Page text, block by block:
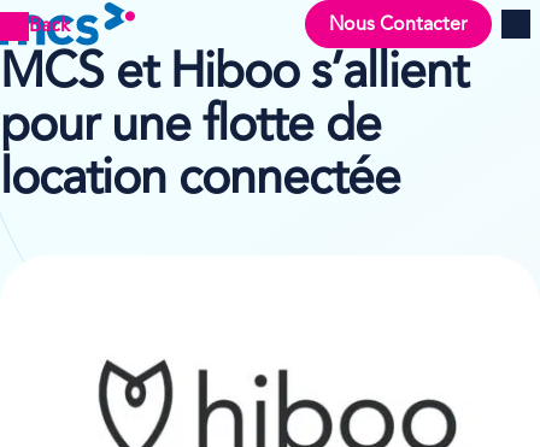
Back Nous Contacter
MCS et Hiboo s’allient
pour une flotte de
location connectée